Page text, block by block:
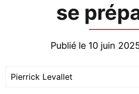
se
Publié le 10 juin
Pierrick Levallet